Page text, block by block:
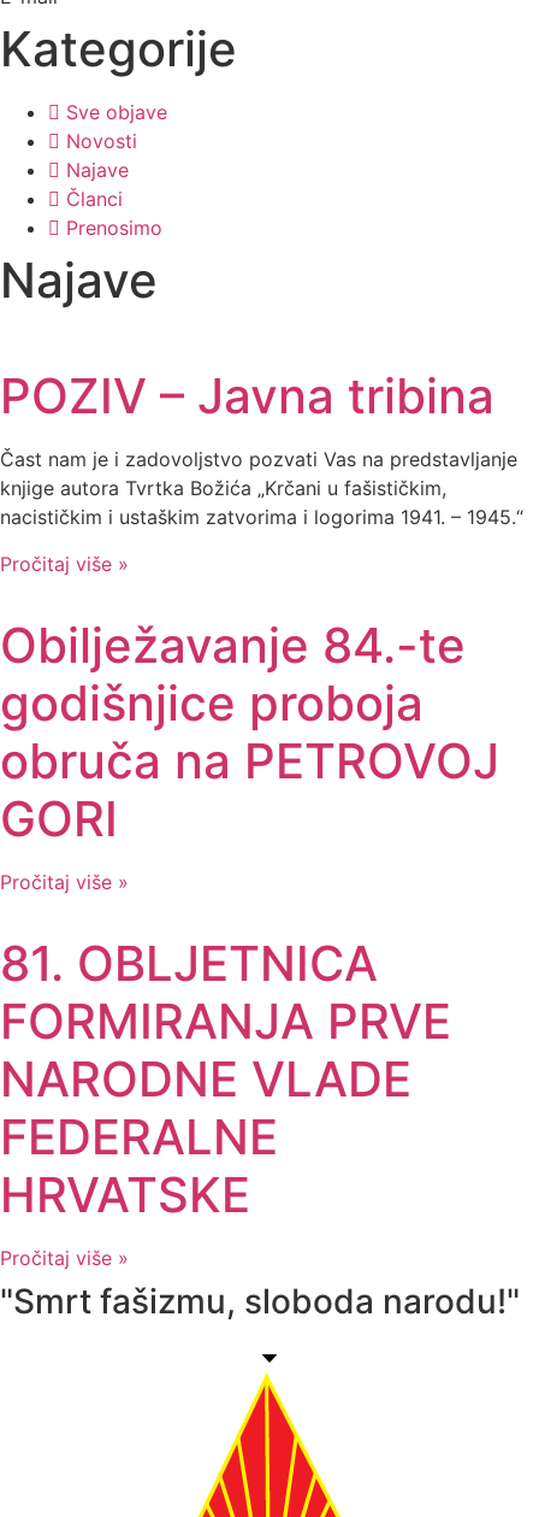
Kategorije
Sve objave
Novosti
Najave
Članci
Prenosimo
Najave
POZIV – Javna tribina
Čast nam je i zadovoljstvo pozvati Vas na predstavljanje
knjige autora Tvrtka Božića „Krčani u fašističkim,
nacističkim i ustaškim zatvorima i logorima 1941. – 1945.“
Pročitaj više »
Obilježavanje 84.-te
godišnjice proboja
obruča na PETROVOJ
GORI
Pročitaj više »
81. OBLJETNICA
FORMIRANJA PRVE
NARODNE VLADE
FEDERALNE
HRVATSKE
Pročitaj više »
"Smrt fašizmu, sloboda narodu!"